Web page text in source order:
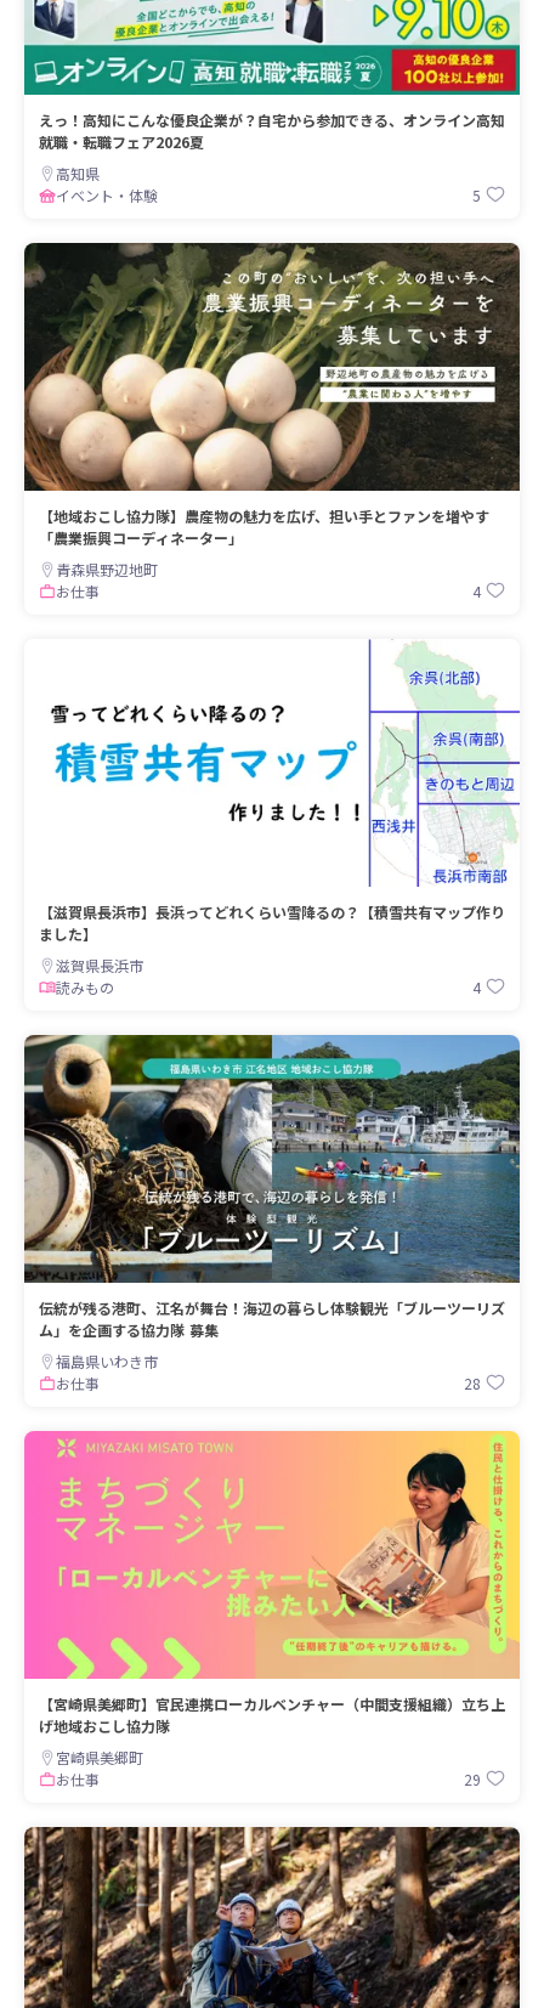
えっ！高知にこんな優良企業が？自宅から参加できる、オンライン高知
就職・転職フェア2026夏
高知県
イベント・体験
5
【地域おこし協力隊】農産物の魅力を広げ、担い手とファンを増やす
「農業振興コーディネーター」
青森県野辺地町
お仕事
4
【滋賀県長浜市】長浜ってどれくらい雪降るの？【積雪共有マップ作り
ました】
滋賀県長浜市
読みもの
4
伝統が残る港町、江名が舞台！海辺の暮らし体験観光「ブルーツーリズ
ム」を企画する協⼒隊 募集
福島県いわき市
お仕事
28
【宮崎県美郷町】官民連携ローカルベンチャー（中間支援組織）立ち上
げ地域おこし協力隊
宮崎県美郷町
お仕事
29